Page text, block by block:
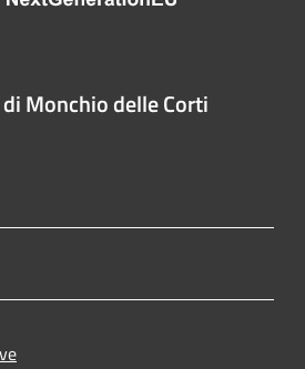
Monchio delle Corti